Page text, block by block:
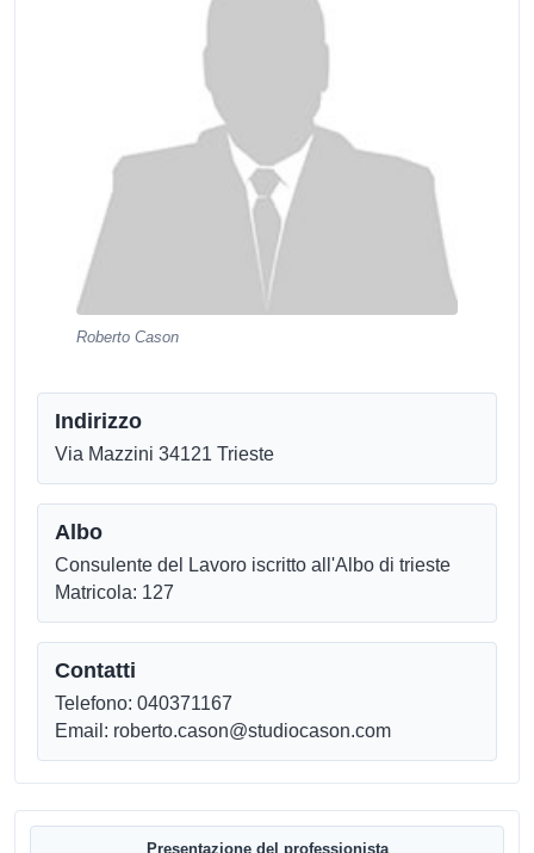
Roberto Cason
Indirizzo
Via Mazzini 34121 Trieste
Albo
Consulente del Lavoro iscritto all'Albo di trieste
Matricola: 127
Contatti
Telefono: 040371167
Email: roberto.cason@studiocason.com
Presentazione del professionista